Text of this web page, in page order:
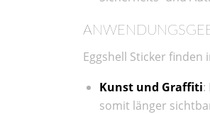
Eggshell Sticker
Kunst und Graffiti:
somit länger